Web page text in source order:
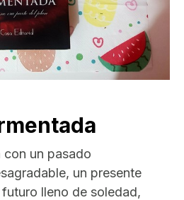
con un pasado
un presente
lleno de soledad,